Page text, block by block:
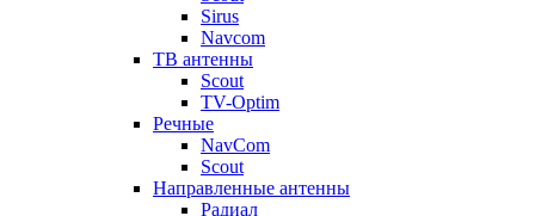
Sirus
Navcom
ТВ антенны
Scout
TV-Optim
Речные
NavCom
Scout
Направленные антенны
Радиал